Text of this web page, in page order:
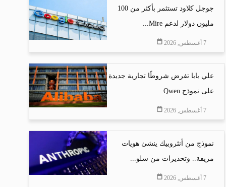
جوجل كلاود تستثمر بأكثر من 100
مليون دولار لدعم Mire...
7 أغسطس, 2026
علي بابا تفرض شروطًا تجارية جديدة
على نموذج Qwen
7 أغسطس, 2026
نموذج من أنثروبيك ينشئ هويات
مزيفة.. وتحذيرات من سلو...
7 أغسطس, 2026